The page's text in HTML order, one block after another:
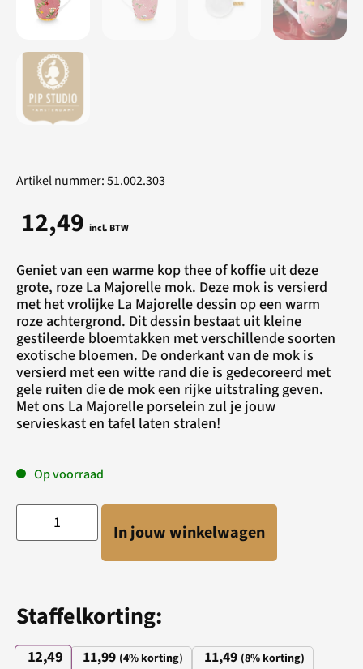
Artikel nummer: 51.002.303
12,49 incl. BTW
Geniet van een warme kop thee of koffie uit deze
grote, roze La Majorelle mok. Deze mok is versierd
met het vrolijke La Majorelle dessin op een warm
roze achtergrond. Dit dessin bestaat uit kleine
gestileerde bloemtakken met verschillende soorten
exotische bloemen. De onderkant van de mok is
versierd met een witte rand die is gedecoreerd met
gele ruiten die de mok een rijke uitstraling geven.
Met ons La Majorelle porselein zul je jouw
servieskast en tafel laten stralen!
Op voorraad
In jouw winkelwagen
Staffelkorting:
12,49 11,99 (4% korting) 11,49 (8% korting)